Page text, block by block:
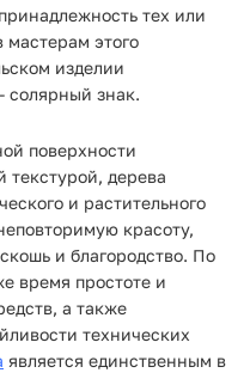
тех или
этого
изделии
солярный знак.
поверхности
текстурой, дерева
и растительного
красоту,
и благородство. По
время простоте и
а также
технических
является единственным в